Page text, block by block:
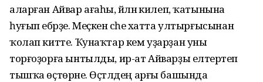
аларған Айвар ағаһы, әйләнә килеп, ҡатынына
һуғып ебәрҙе. Меҫкен әсәһе хатта ултырғысынан
ҡолап китте. Ҡунаҡтар кем уҙарҙан уны
торғоҙорға ынтылды, ир-ат Айварҙы елтерәтеп
тышҡа өҫтөрәне. Өҫтәлдең арғы башында